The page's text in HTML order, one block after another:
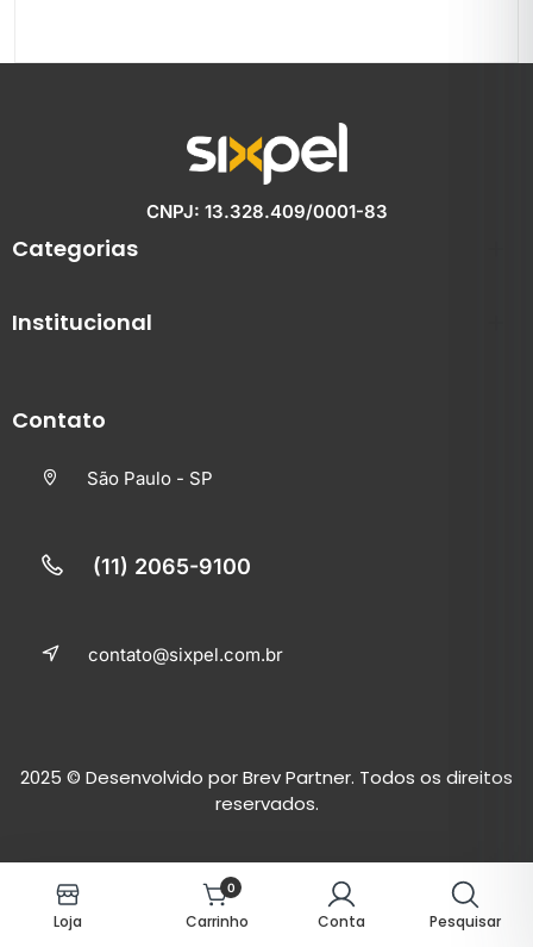
CNPJ: 13.328.409/0001-83
Categorias
Institucional
Contato
São Paulo - SP
(11) 2065-9100
contato@sixpel.com.br
2025 © Desenvolvido porBrev Partner. Todos os direitos
reservados.
Loja
0
Carrinho Conta Pesquisar